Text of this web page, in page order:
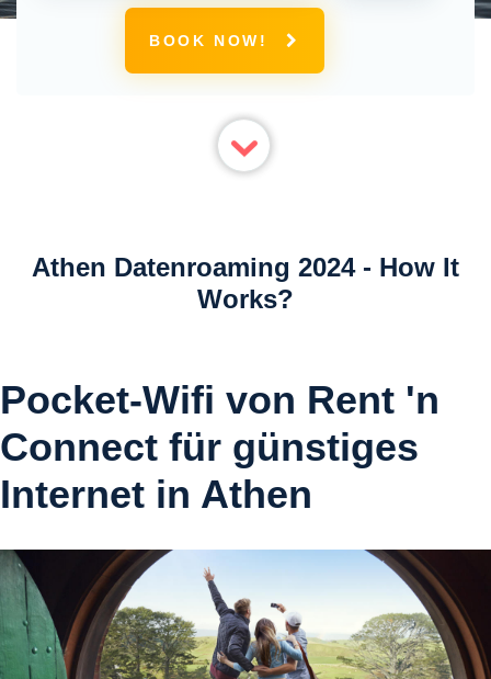
BOOK NOW!
Athen Datenroaming 2024 - How It
Works?
Pocket-Wifi von Rent 'n
Connect für günstiges
Internet in Athen